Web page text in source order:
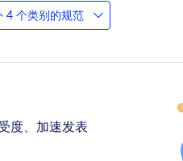
4 个类别的规范
度、加速发表